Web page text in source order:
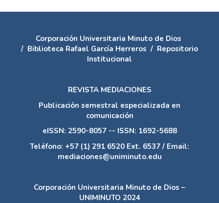
Corporación Universitaria Minuto de Dios
/ Biblioteca Rafael García Herreros / Repositorio
Institucional
REVISTA MEDIACIONES
Publicación semestral especializada en
comunicación
eISSN: 2590-8057 -- ISSN: 1692-5688
Teléfono: +57 (1) 291 6520 Ext. 6537 / Email:
mediaciones@uniminuto.edu
Corporación Universitaria Minuto de Dios –
UNIMINUTO 2024